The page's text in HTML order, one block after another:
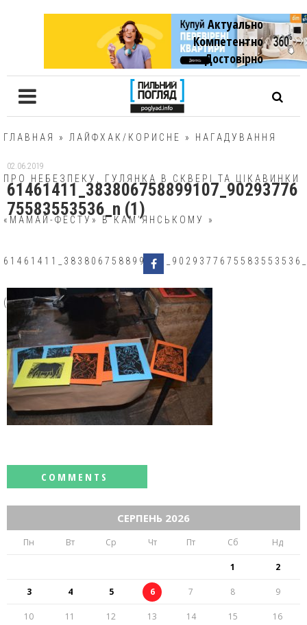
Актуально
Компетентно
Достовiрно
ГЛАВНАЯ » ЛАЙФХАК/КОРИСНЕ » НАГАДУВАННЯ
ПРО НЕБЕЗПЕКУ, ГУЛЯНКА В СКВЕРІ ТА ЦІКАВИНКИ
«МАМАЙ-ФЕСТУ» В КАМ’ЯНСЬКОМУ »
(1)
02.06.2019
61461411_383806758899107_90293776
75583553536_n (1)
СЕРПЕНЬ 2026
Пн Вт Ср Чт Пт Сб Нд
1 2
3 4 5 6 7 8 9
10 11 12 13 14 15 16